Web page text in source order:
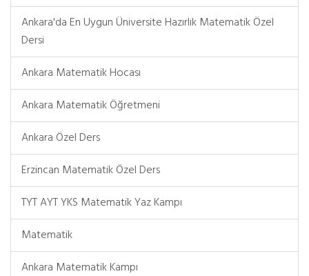
Ankara'da En Uygun Üniversite Hazırlık Matematik Özel
Dersi
Ankara Matematik Hocası
Ankara Matematik Öğretmeni
Ankara Özel Ders
Erzincan Matematik Özel Ders
TYT AYT YKS Matematik Yaz Kampı
Matematik
Ankara Matematik Kampı